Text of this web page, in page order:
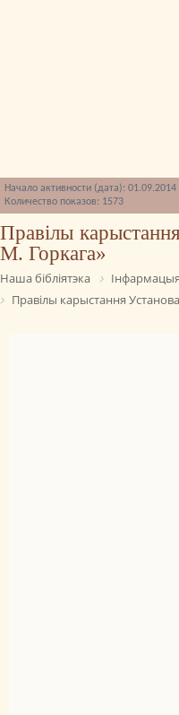
Начало активности (дата): 01.09.2014
Количество показов: 1573
Правілы
М. Горкага»
Наша бібліятэка
Правілы карыстання